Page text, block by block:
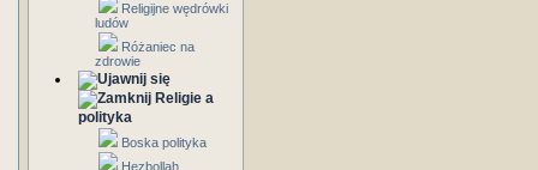
Religijne wędrówki
ludów
Różaniec na
zdrowie
Religie a
polityka
Boska polityka
Hezbollah